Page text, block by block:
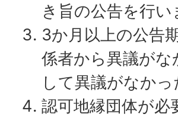
き旨の公告を行い
3か月以上の公告
係者から異議が
して異議がなか
認可地縁団体が